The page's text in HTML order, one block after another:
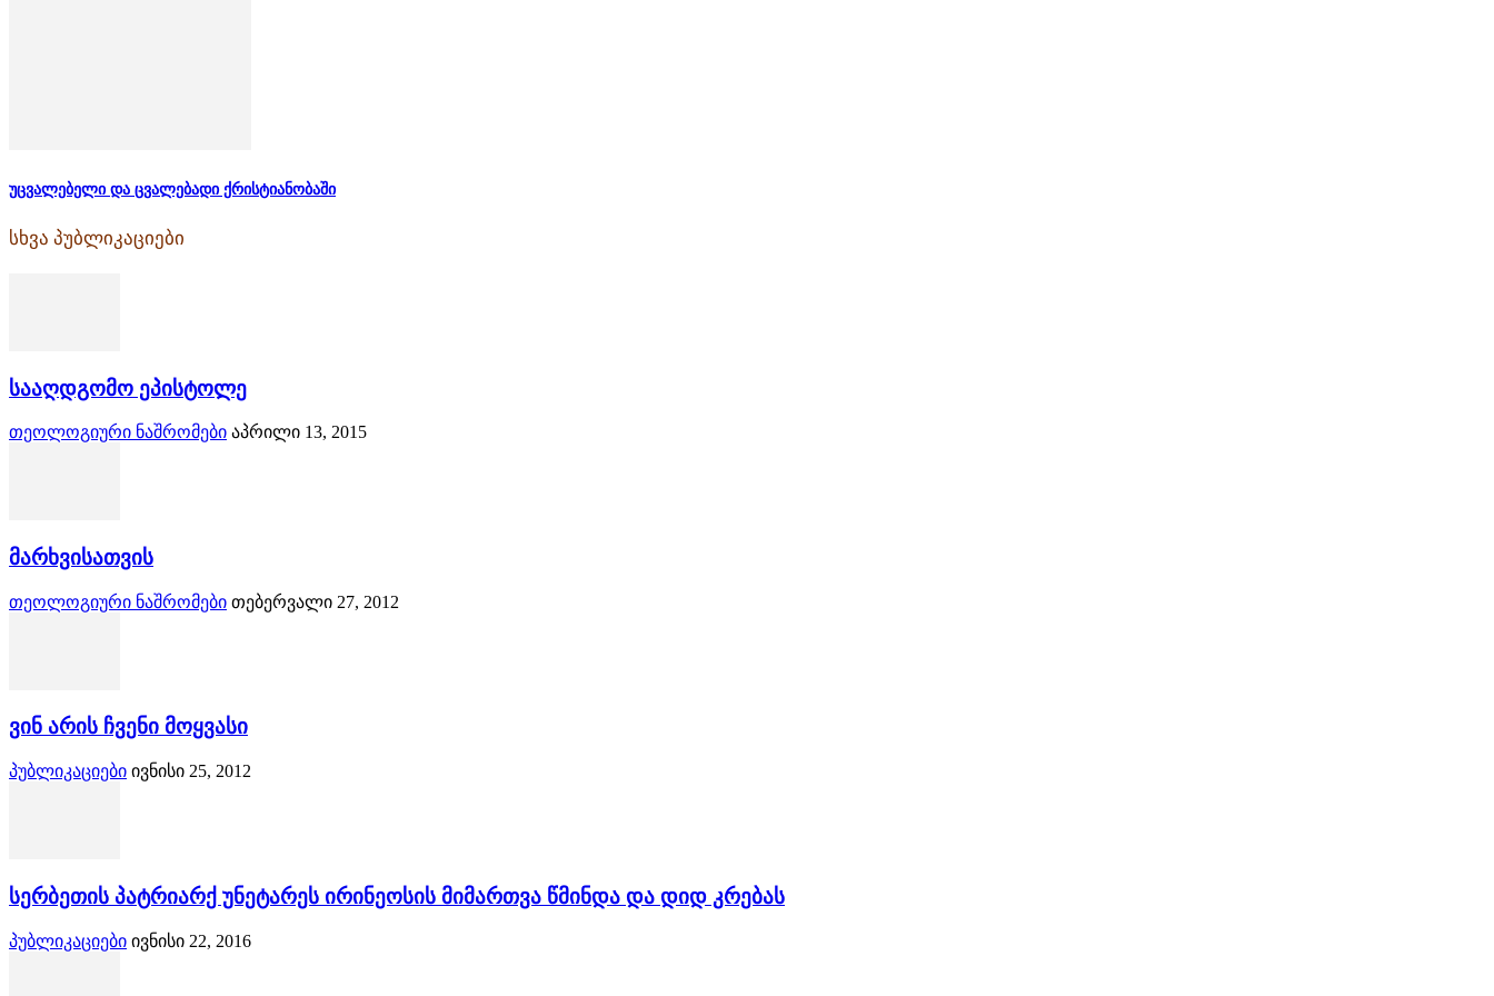
უცვალებელი და ცვალებადი ქრისტიანობაში
სხვა პუბლიკაციები
სააღდგომო ეპისტოლე
თეოლოგიური ნაშრომები აპრილი 13, 2015
მარხვისათვის
თეოლოგიური ნაშრომები თებერვალი 27, 2012
ვინ არის ჩვენი მოყვასი
პუბლიკაციები ივნისი 25, 2012
სერბეთის პატრიარქ უნეტარეს ირინეოსის მიმართვა წმინდა და დიდ კრებას
პუბლიკაციები ივნისი 22, 2016